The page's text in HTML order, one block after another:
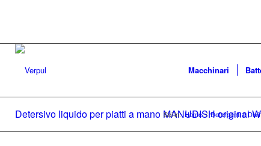
Macchinari
Detersivo liquido per piatti a mano MANUDISH original
Sei in: Home / Detergenti e